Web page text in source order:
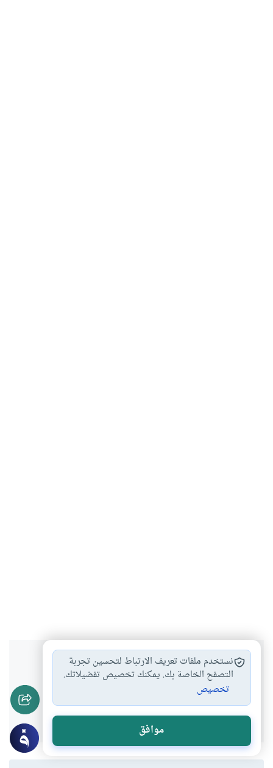
هل انتفعت بهذا المحتوى؟
نعم لا
نستخدم ملفات تعريف الارتباط لتحسين تجربة
التصفح الخاصة بك. يمكنك تخصيص تفضيلاتك.
تخصيص
موافق